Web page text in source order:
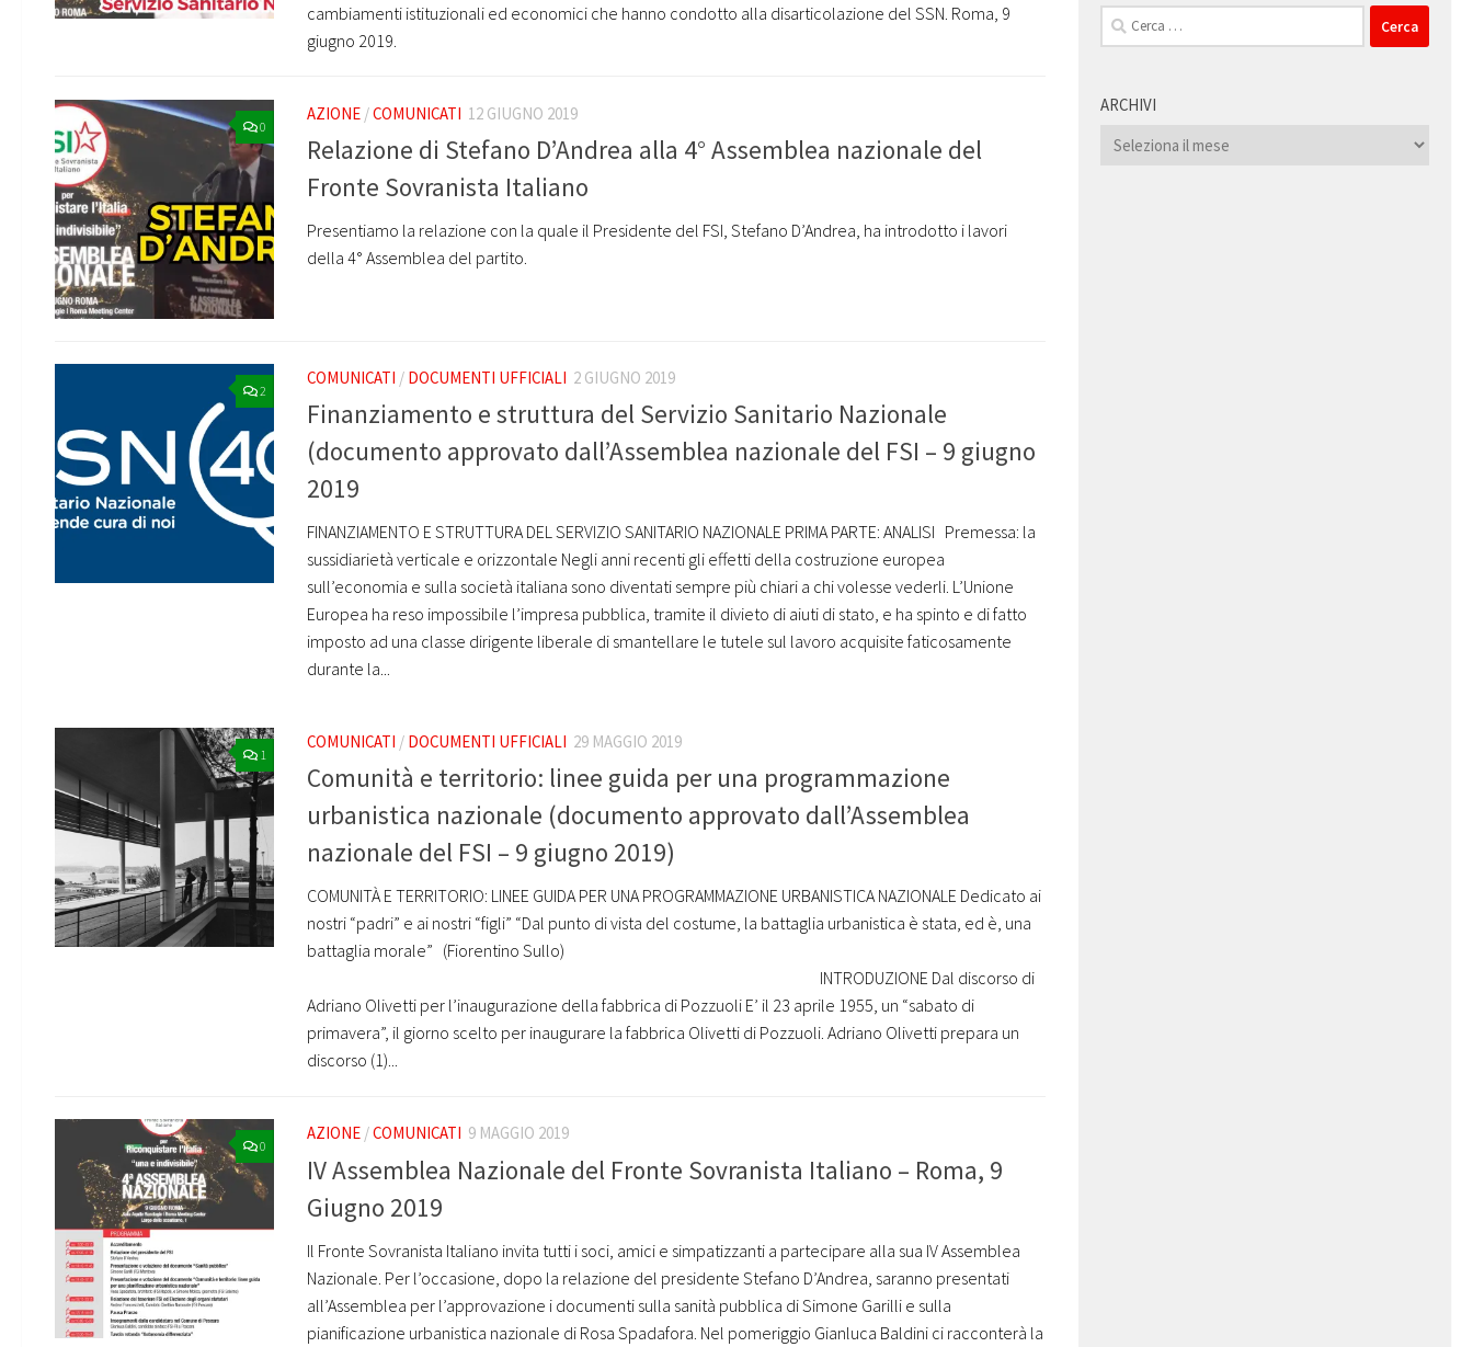
cambiamenti istituzionali ed economici che hanno condotto alla disarticolazione del SSN. Roma, 9
giugno 2019.
0
AZIONE /COMUNICATI 12 GIUGNO 2019
Relazione di Stefano D’Andrea alla 4° Assemblea nazionale del
Fronte Sovranista Italiano
Presentiamo la relazione con la quale il Presidente del FSI, Stefano D’Andrea, ha introdotto i lavori
della 4° Assemblea del partito.
2
COMUNICATI / DOCUMENTI UFFICIALI 2 GIUGNO 2019
Finanziamento e struttura del Servizio Sanitario Nazionale
(documento approvato dall’Assemblea nazionale del FSI – 9 giugno
2019
FINANZIAMENTO E STRUTTURA DEL SERVIZIO SANITARIO NAZIONALE PRIMA PARTE: ANALISI Premessa: la
sussidiarietà verticale e orizzontale Negli anni recenti gli effetti della costruzione europea
sull’economia e sulla società italiana sono diventati sempre più chiari a chi volesse vederli. L’Unione
Europea ha reso impossibile l’impresa pubblica, tramite il divieto di aiuti di stato, e ha spinto e di fatto
imposto ad una classe dirigente liberale di smantellare le tutele sul lavoro acquisite faticosamente
durante la...
1
COMUNICATI / DOCUMENTI UFFICIALI 29 MAGGIO 2019
Comunità e territorio: linee guida per una programmazione
urbanistica nazionale (documento approvato dall’Assemblea
nazionale del FSI – 9 giugno 2019)
COMUNITÀ E TERRITORIO: LINEE GUIDA PER UNA PROGRAMMAZIONE URBANISTICA NAZIONALE Dedicato ai
nostri “padri” e ai nostri “figli” “Dal punto di vista del costume, la battaglia urbanistica è stata, ed è, una
battaglia morale” (Fiorentino Sullo)
INTRODUZIONE Dal discorso di
Adriano Olivetti per l’inaugurazione della fabbrica di Pozzuoli E’ il 23 aprile 1955, un “sabato di
primavera”, il giorno scelto per inaugurare la fabbrica Olivetti di Pozzuoli. Adriano Olivetti prepara un
discorso (1)...
0
AZIONE /COMUNICATI 9 MAGGIO 2019
IV Assemblea Nazionale del Fronte Sovranista Italiano – Roma, 9
Giugno 2019
Il Fronte Sovranista Italiano invita tutti i soci, amici e simpatizzanti a partecipare alla sua IV Assemblea
Nazionale. Per l’occasione, dopo la relazione del presidente Stefano D’Andrea, saranno presentati
all’Assemblea per l’approvazione i documenti sulla sanità pubblica di Simone Garilli e sulla
pianificazione urbanistica nazionale di Rosa Spadafora. Nel pomeriggio Gianluca Baldini ci racconterà la
Ricerca
per:
ARCHIVI
Archivi